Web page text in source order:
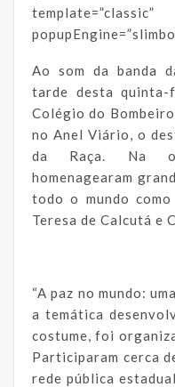
template=”classic”
Ao som da banda
tarde desta
Colégio do
no Anel Viário, o
da Raça. Na
homenagearam
todo o mundo
Teresa de Calcutá e
“A paz no mundo:
a temática
costume, foi
Participaram cerca
rede pública